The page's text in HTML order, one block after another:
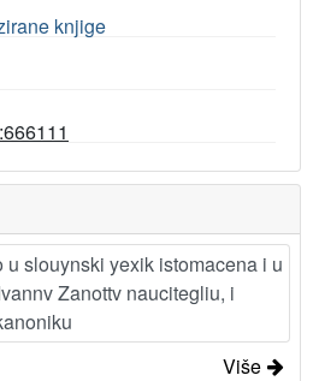
knjige
slouynski yexik istomacena i u
Zanottv naucitegliu, i
Više